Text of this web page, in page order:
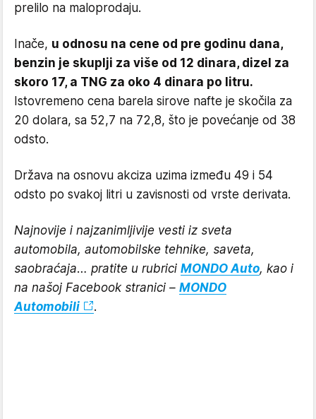
prelilo na maloprodaju.
Inače, u odnosu na cene od pre godinu dana,
benzin je skuplji za više od 12 dinara, dizel za
skoro 17, a TNG za oko 4 dinara po litru.
Istovremeno cena barela sirove nafte je skočila za
20 dolara, sa 52,7 na 72,8, što je povećanje od 38
odsto.
Država na osnovu akciza uzima između 49 i 54
odsto po svakoj litri u zavisnosti od vrste derivata.
Najnovije i najzanimljivije vesti iz sveta
automobila, automobilske tehnike, saveta,
saobraćaja… pratite u rubrici MONDO Auto, kao i
na našoj Facebook stranici – MONDO
Automobili
.